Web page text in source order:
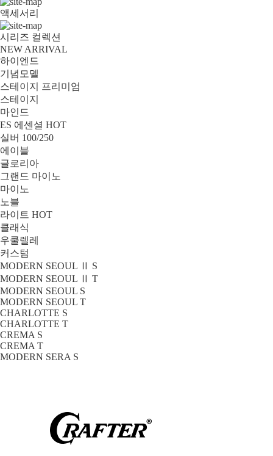
액세서리
시리즈 컬렉션
NEW ARRIVAL
하이엔드
기념모델
스테이지 프리미엄
스테이지
마인드
ES 에센셜 HOT
실버 100/250
에이블
글로리아
그랜드 마이노
마이노
노블
라이트 HOT
클래식
우쿨렐레
커스텀
MODERN SEOUL Ⅱ S
MODERN SEOUL Ⅱ T
MODERN SEOUL S
MODERN SEOUL T
CHARLOTTE S
CHARLOTTE T
CREMA S
CREMA T
MODERN SERA S